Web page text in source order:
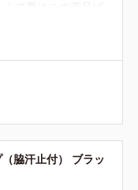
て夏はこの商品ば
脇汗止付） ブラッ